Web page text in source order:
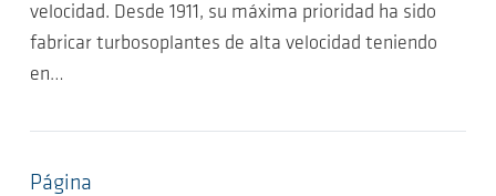
velocidad. Desde 1911, su máxima prioridad ha sido
fabricar turbosoplantes de alta velocidad teniendo
en…
Página